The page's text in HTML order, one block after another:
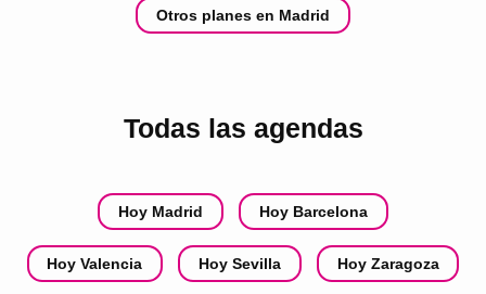
Otros planes en Madrid
Todas las agendas
Hoy Madrid Hoy Barcelona
Hoy Valencia Hoy Sevilla Hoy Zaragoza